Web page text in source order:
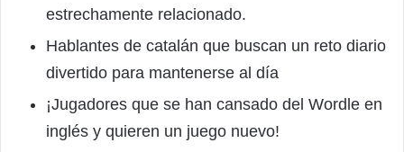
estrechamente relacionado.
Hablantes de catalán que buscan un reto diario
divertido para mantenerse al día
¡Jugadores que se han cansado del Wordle en
inglés y quieren un juego nuevo!